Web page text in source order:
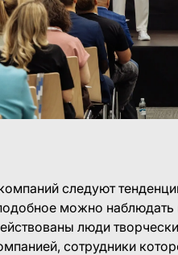
следуют
можно наблюдать
люди
сотрудники